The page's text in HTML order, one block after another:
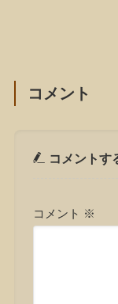
コメント
コメントす
コメント ※